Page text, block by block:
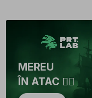
MEREU
ÎN ATAC 🏴‍☠️